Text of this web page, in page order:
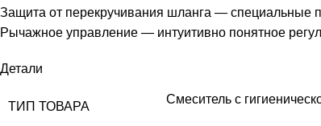
Защита от перекручивания шланга — специальные
Рычажное управление — интуитивно понятное
Детали
ТИП ТОВАРА
Смеситель с